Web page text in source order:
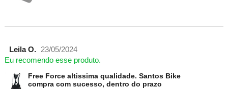
Leila O.
23/05/2024
Eu recomendo esse produto.
Free Force altissima qualidade. Santos Bike
compra com sucesso, dentro do prazo